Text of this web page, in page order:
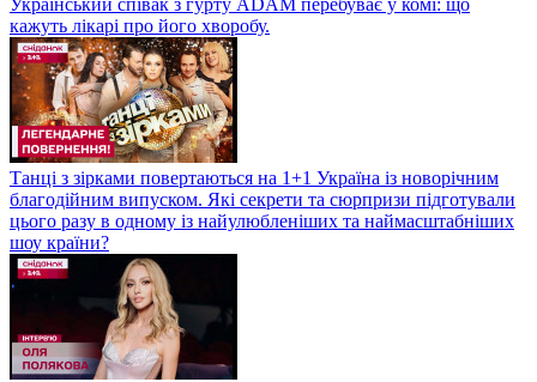
кажуть лікарі про його хворобу.
Танці з зірками повертаються на 1+1 Україна із новорічним
благодійним випуском. Які секрети та сюрпризи підготували
цього разу в одному із найулюбленіших та наймасштабніших
шоу країни?